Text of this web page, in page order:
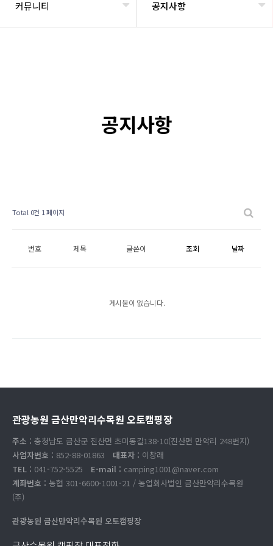
커뮤니티 공지사항
공지사항
Total 0건 1 페이지
번호 제목 글쓴이 조회 날짜
게시물이 없습니다.
관광농원 금산만악리수목원 오토캠핑장
주소 : 충청남도 금산군 진산면 초미동길138-10(진산면 만악리 248번지)
사업자번호 : 852-88-01863 대표자 : 이창래
TEL : 041-752-5525 E-mail : camping1001@naver.com
계좌번호 : 농협 301-6600-1001-21 / 농업회사법인 금산만악리수목원
(주)
관광농원 금산만악리수목원 오토캠핑장